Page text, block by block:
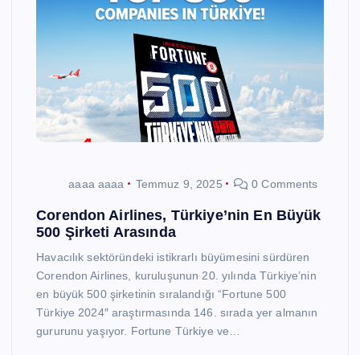
aaaa aaaa Temmuz 9, 2025 0 Comments
Corendon Airlines, Türkiye’nin En Büyük
500 Şirketi Arasında
Havacılık sektöründeki istikrarlı büyümesini sürdüren
Corendon Airlines, kuruluşunun 20. yılında Türkiye’nin
en büyük 500 şirketinin sıralandığı “Fortune 500
Türkiye 2024″ araştırmasında 146. sırada yer almanın
gururunu yaşıyor. Fortune Türkiye ve…